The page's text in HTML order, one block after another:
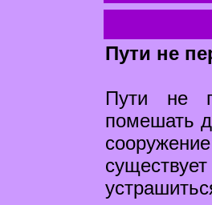
Пути не
Пути не
помешать